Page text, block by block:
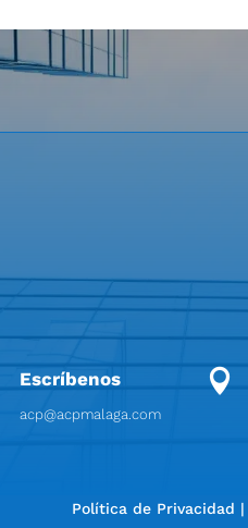
Escríbenos
acp@acpmalaga.com

Política de Privacidad |